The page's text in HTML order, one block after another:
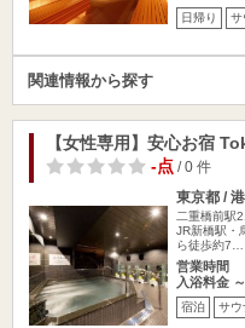
日帰り サ
関連情報から探す
【女性専用】安心お宿
-点/ 0 件
東京都 /
二重橋前駅
JR新橋駅・
ら徒歩約7…
営業時間
入浴料金 ～
宿泊 サウ